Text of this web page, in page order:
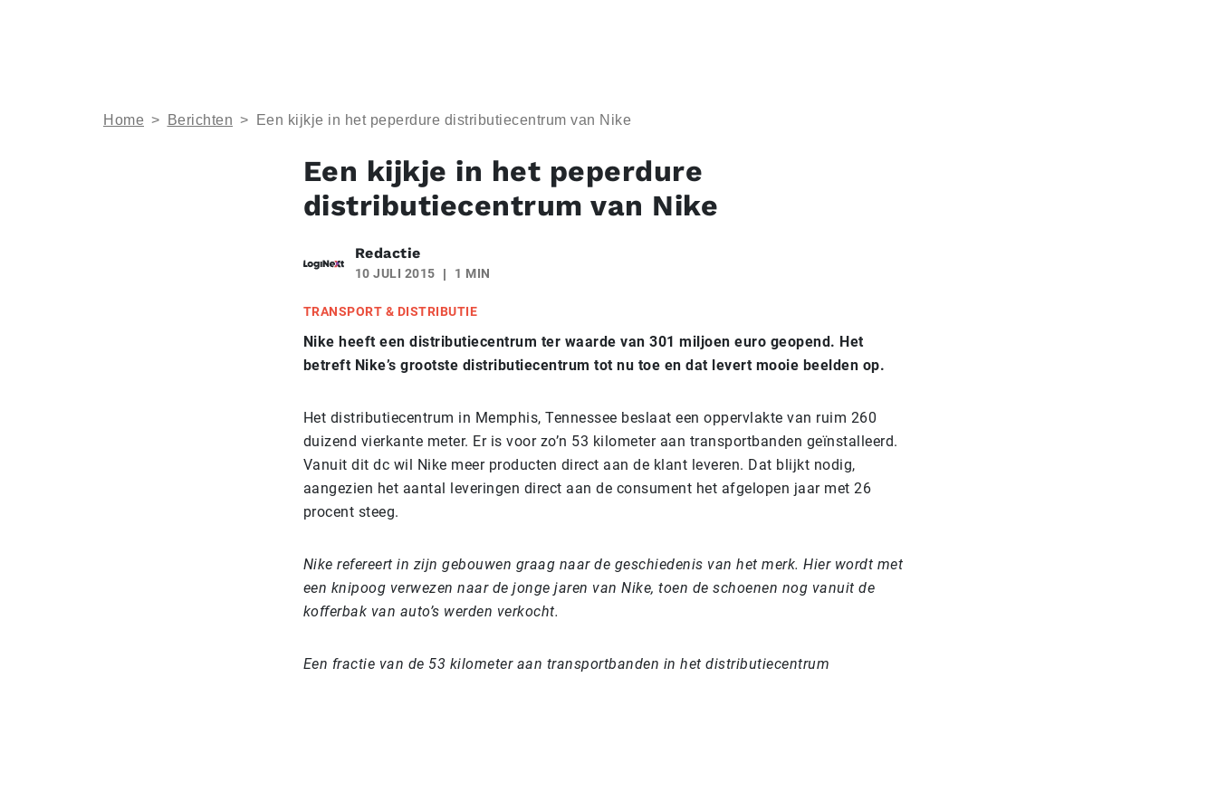
Home > Berichten > Een kijkje in het peperdure distributiecentrum van Nike
Een kijkje in het peperdure
distributiecentrum van Nike
Redactie
10 JULI 2015 1 MIN
TRANSPORT & DISTRIBUTIE
Nike heeft een distributiecentrum ter waarde van 301 miljoen euro geopend. Het
betreft Nike’s grootste distributiecentrum tot nu toe en dat levert mooie beelden op.
Het distributiecentrum in Memphis, Tennessee beslaat een oppervlakte van ruim 260
duizend vierkante meter. Er is voor zo’n 53 kilometer aan transportbanden geïnstalleerd.
Vanuit dit dc wil Nike meer producten direct aan de klant leveren. Dat blijkt nodig,
aangezien het aantal leveringen direct aan de consument het afgelopen jaar met 26
procent steeg.
Nike refereert in zijn gebouwen graag naar de geschiedenis van het merk. Hier wordt met
een knipoog verwezen naar de jonge jaren van Nike, toen de schoenen nog vanuit de
kofferbak van auto’s werden verkocht.
Een fractie van de 53 kilometer aan transportbanden in het distributiecentrum